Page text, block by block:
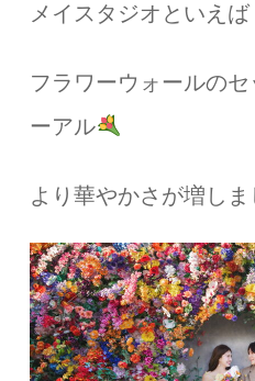
メイスタジオといえば
フラワーウォールの
ーアル
より華やかさが増しま